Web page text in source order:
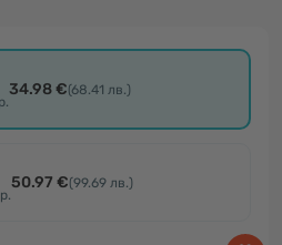
34.98 €(68.41 лв.)
50.97 €(99.69 лв.)